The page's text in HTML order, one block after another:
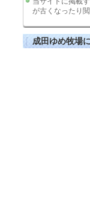
が古くなったり
成田ゆめ牧場